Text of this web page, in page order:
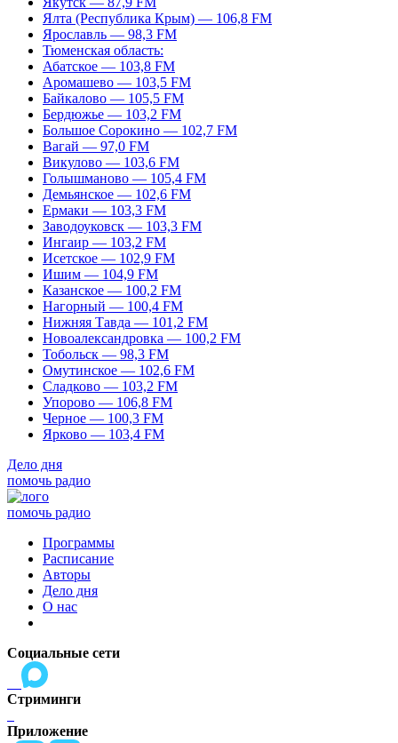
Ялта (Республика Крым) — 106,8 FM
Ярославль — 98,3 FM
Тюменская область:
Абатское — 103,8 FM
Аромашево — 103,5 FM
Байкалово — 105,5 FM
Бердюжье — 103,2 FM
Большое Сорокино — 102,7 FM
Вагай — 97,0 FM
Викулово — 103,6 FM
Голышманово — 105,4 FM
Демьянское — 102,6 FM
Ермаки — 103,3 FM
Заводоуковск — 103,3 FM
Ингаир — 103,2 FM
Исетское — 102,9 FM
Ишим — 104,9 FM
Казанское — 100,2 FM
Нагорный — 100,4 FM
Нижняя Тавда — 101,2 FM
Новоалександровка — 100,2 FM
Тобольск — 98,3 FM
Омутинское — 102,6 FM
Сладково — 103,2 FM
Упорово — 106,8 FM
Черное — 100,3 FM
Ярково — 103,4 FM
Дело дня
помочь радио
помочь радио
Программы
Расписание
Авторы
Дело дня
О нас
Социальные сети
Стриминги
Приложение